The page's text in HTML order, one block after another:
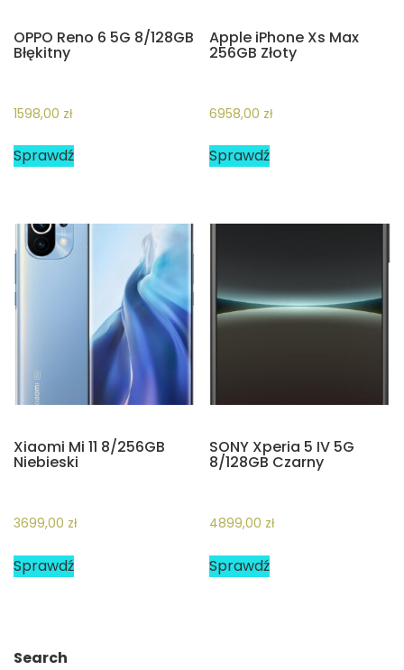
OPPO Reno 6 5G 8/128GB
Błękitny
1598,00 zł
Sprawdź
Apple iPhone Xs Max
256GB Złoty
6958,00 zł
Sprawdź
Xiaomi Mi 11 8/256GB
Niebieski
3699,00 zł
Sprawdź
SONY Xperia 5 IV 5G
8/128GB Czarny
4899,00 zł
Sprawdź
Search